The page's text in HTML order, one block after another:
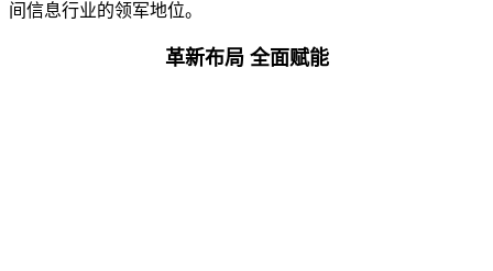
间信息行业的领军地位。
革新布局 全面赋能